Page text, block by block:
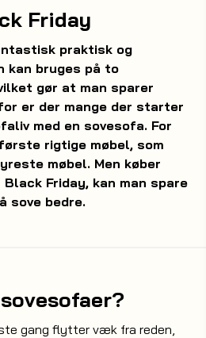
Friday
praktisk og
kan bruges på to
gør at man sparer
er der mange der starter
med en sovesofa. For
rigtige møbel, som
møbel. Men køber
Friday, kan man spare
sove bedre.
gang flytter væk fra reden,